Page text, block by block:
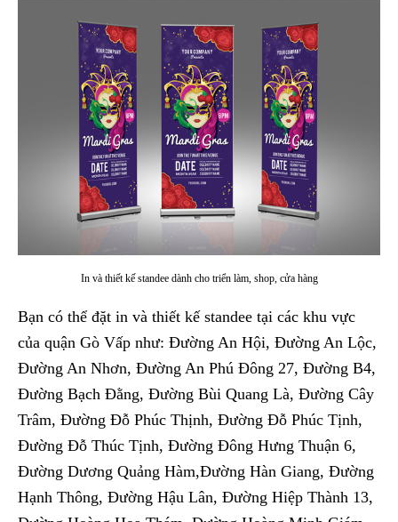
In và thiết kế standee dành cho triển làm, shop, cửa hàng
Bạn có thể đặt in và thiết kế standee tại các khu vực
của quận Gò Vấp như: Đường An Hội, Đường An Lộc,
Đường An Nhơn, Đường An Phú Đông 27, Đường B4,
Đường Bạch Đằng, Đường Bùi Quang Là, Đường Cây
Trâm, Đường Đỗ Phúc Thịnh, Đường Đỗ Phúc Tịnh,
Đường Đỗ Thúc Tịnh, Đường Đông Hưng Thuận 6,
Đường Dương Quảng Hàm,Đường Hàn Giang, Đường
Hạnh Thông, Đường Hậu Lân, Đường Hiệp Thành 13,